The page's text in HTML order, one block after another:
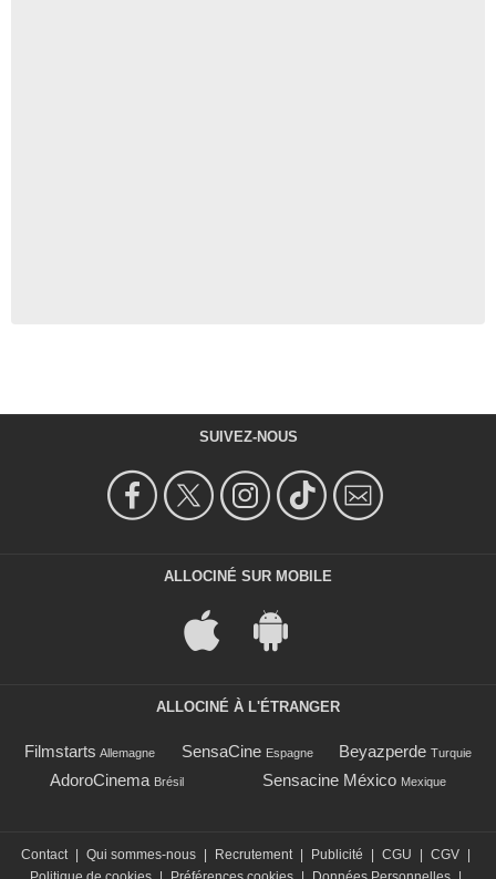
SUIVEZ-NOUS
ALLOCINÉ SUR MOBILE
ALLOCINÉ À L'ÉTRANGER
Filmstarts Allemagne SensaCine Espagne Beyazperde Turquie
AdoroCinema Brésil Sensacine México Mexique
Contact | Qui sommes-nous | Recrutement | Publicité | CGU | CGV |